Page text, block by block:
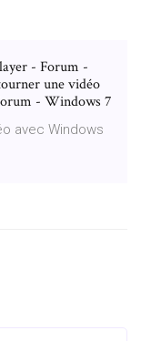
- Forum -
une vidéo
- Windows 7
avec Windows